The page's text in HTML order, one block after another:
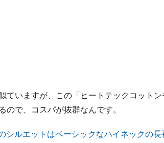
ていますが、この「ヒートテックコット
ので、コスパが抜群なんです。